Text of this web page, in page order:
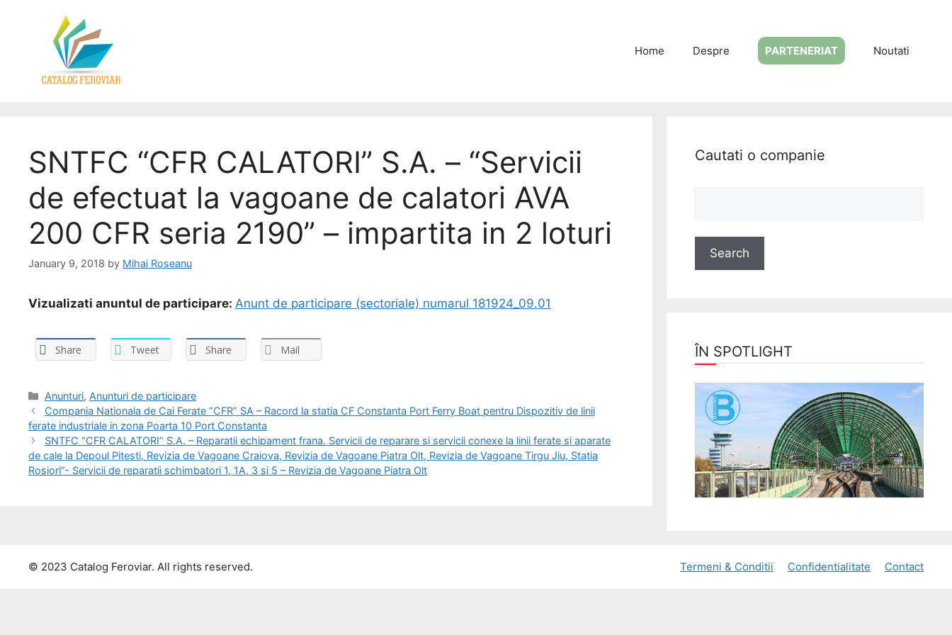
Home Despre PARTENERIAT Noutati
SNTFC “CFR CALATORI” S.A. – “Servicii
de efectuat la vagoane de calatori AVA
200 CFR seria 2190” – impartita in 2 loturi
January 9, 2018 by Mihai Roseanu
Vizualizati anuntul de participare: Anunt de participare (sectoriale) numarul 181924_09.01
Share Tweet Share Mail
Anunturi, Anunturi de participare
Compania Nationala de Cai Ferate “CFR” SA – Racord la statia CF Constanta Port Ferry Boat pentru Dispozitiv de linii
ferate industriale in zona Poarta 10 Port Constanta
SNTFC “CFR CALATORI” S.A. – Reparatii echipament frana. Servicii de reparare si servicii conexe la linii ferate si aparate
de cale la Depoul Pitesti, Revizia de Vagoane Craiova, Revizia de Vagoane Piatra Olt, Revizia de Vagoane Tirgu Jiu, Statia
Rosiori”- Servicii de reparatii schimbatori 1, 1A, 3 si 5 – Revizia de Vagoane Piatra Olt
Cautati o companie
ÎN SPOTLIGHT
Termeni & Conditii Confidentialitate Contact
© 2023 Catalog Feroviar. All rights reserved.